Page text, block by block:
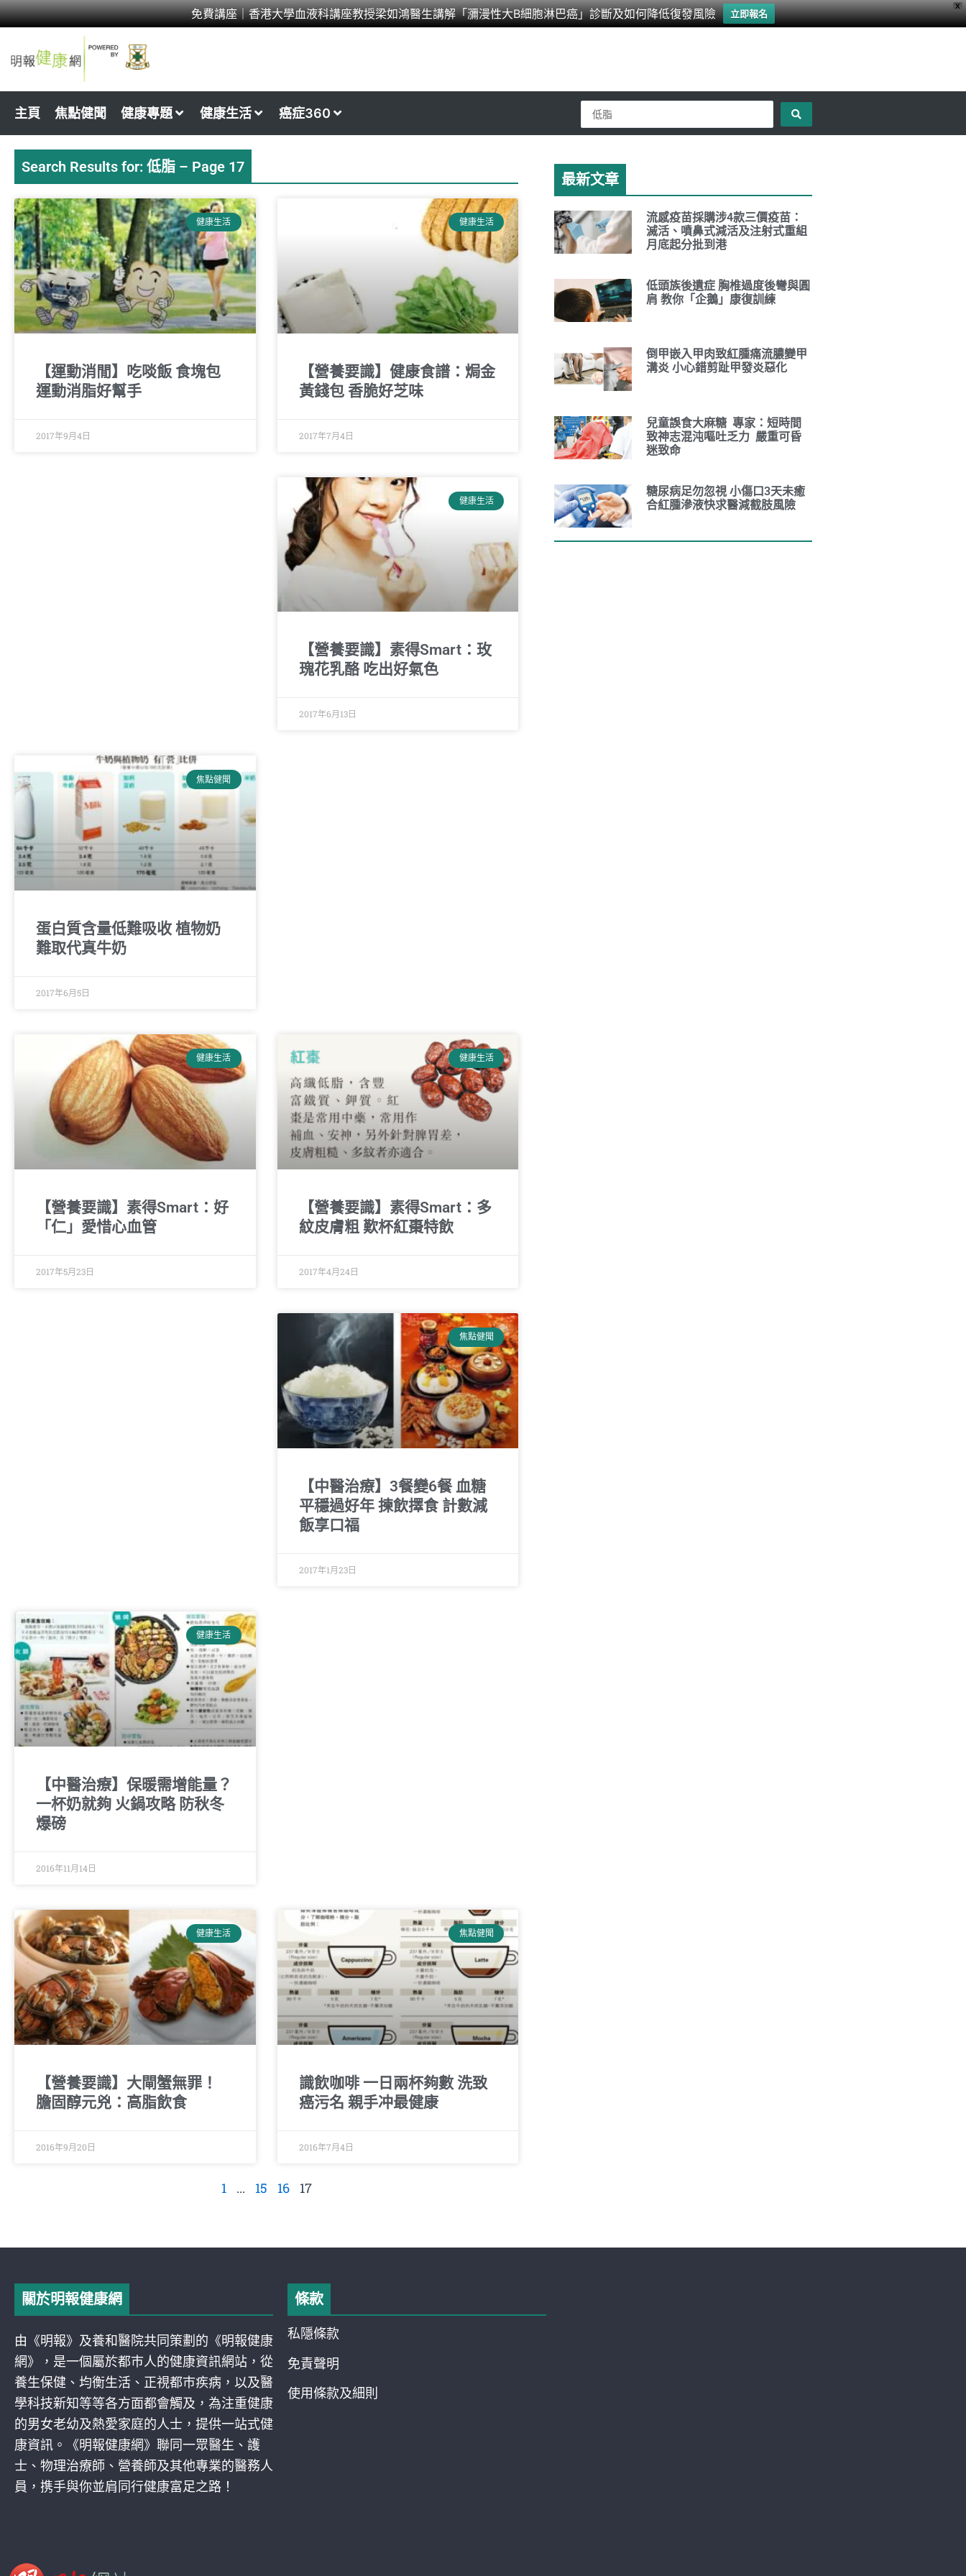
X
免費講座｜香港大學血液科講座教授梁如鴻醫生講解「瀰漫性大B細胞淋巴癌」診斷及如何降低復發風險 立即報名
Skip
to
content
主頁 焦點健聞 健康專題 健康生活 癌症360
Search
...
Search Results for: 低脂 – Page 17
健康生活
【運動消閒】吃啖飯 食塊包
運動消脂好幫手
2017年9月4日
健康生活
【營養要識】健康食譜：焗金
黃錢包 香脆好芝味
2017年7月4日
健康生活
【營養要識】素得Smart：玫
瑰花乳酪 吃出好氣色
2017年6月13日
焦點健聞
蛋白質含量低難吸收 植物奶
難取代真牛奶
2017年6月5日
健康生活
【營養要識】素得Smart：好
「仁」愛惜心血管
2017年5月23日
健康生活
【營養要識】素得Smart：多
紋皮膚粗 歎杯紅棗特飲
2017年4月24日
焦點健聞
【中醫治療】3餐變6餐 血糖
平穩過好年 揀飲擇食 計數減
飯享口福
2017年1月23日
健康生活
【中醫治療】保暖需增能量？
一杯奶就夠 火鍋攻略 防秋冬
爆磅
2016年11月14日
健康生活
【營養要識】大閘蟹無罪！
膽固醇元兇：高脂飲食
2016年9月20日
焦點健聞
識飲咖啡 一日兩杯夠數 洗致
癌污名 親手冲最健康
2016年7月4日
Page
1 ...
Page
15 16 17
最新文章
流感疫苗採購涉4款三價疫苗：
滅活、噴鼻式減活及注射式重組
月底起分批到港
低頭族後遺症 胸椎過度後彎與圓
肩 教你「企鵝」康復訓練
倒甲嵌入甲肉致紅腫痛流膿變甲
溝炎 小心錯剪趾甲發炎惡化
兒童誤食大麻糖 專家：短時間
致神志混沌嘔吐乏力 嚴重可昏
迷致命
糖尿病足勿忽視 小傷口3天未癒
合紅腫滲液快求醫減截肢風險
關於明報健康網
由《明報》及養和醫院共同策劃的《明報健康
網》，是一個屬於都巿人的健康資訊網站，從
養生保健、均衡生活、正視都巿疾病，以及醫
學科技新知等等各方面都會觸及，為注重健康
的男女老幼及熱愛家庭的人士，提供一站式健
康資訊。《明報健康網》聯同一眾醫生、護
士、物理治療師、營養師及其他專業的醫務人
員，携手與你並肩同行健康富足之路！
條款
私隱條款
免責聲明
使用條款及細則